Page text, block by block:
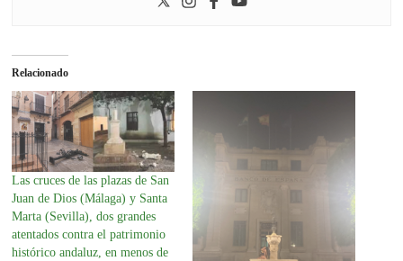
Relacionado
Las cruces de las plazas de San
Juan de Dios (Málaga) y Santa
Marta (Sevilla), dos grandes
atentados contra el patrimonio
histórico andaluz, en menos de